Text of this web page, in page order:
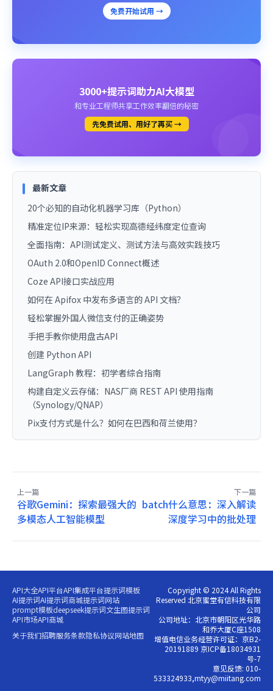
免费开始试用 →
3000+提示词助力AI大模型
和专业工程师共享工作效率翻倍的秘密
先免费试用、用好了再买 →
最新文章
20个必知的自动化机器学习库（Python）
精准定位IP来源：轻松实现高德经纬度定位查询
全面指南：API测试定义、测试方法与高效实践技巧
OAuth 2.0和OpenID Connect概述
Coze API接口实战应用
如何在 Apifox 中发布多语言的 API 文档？
轻松掌握外国人微信支付的正确姿势
手把手教你使用盘古API
创建 Python API
LangGraph 教程：初学者综合指南
构建自定义云存储：NAS厂商 REST API 使用指南
（Synology/QNAP）
Pix支付方式是什么？如何在巴西和荷兰使用？
上一篇
谷歌Gemini：探索最强大的
多模态人工智能模型
下一篇
batch什么意思：深入解读
深度学习中的批处理
API大全API平台API集成平台提示词模板
AI提示词AI提示词商城提示词网站
prompt模板deepseek提示词文生图提示词
API市场API商城
关于我们招聘服务条款隐私协议网站地图
Copyright © 2024 All Rights
Reserved 北京蜜堂有信科技有限
公司
公司地址：北京市朝阳区光华路
和乔大厦C座1508
增值电信业务经营许可证：京B2-
20191889 京ICP备18034931
号-7
意见反馈: 010-
533324933,mtyy@miitang.com